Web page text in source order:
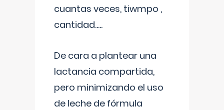
cuantas veces, tiwmpo ,
cantidad.....
De cara a plantear una
lactancia compartida,
pero minimizando el uso
de leche de fórmula